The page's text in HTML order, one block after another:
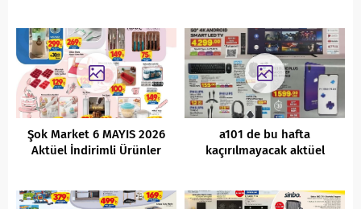
Şok Market 6 MAYIS 2026
Aktüel İndirimli Ürünler
a101 de bu hafta
kaçırılmayacak aktüel